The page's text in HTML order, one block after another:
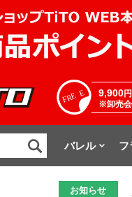
9,900
※卸売
バレル フ
お知らせ